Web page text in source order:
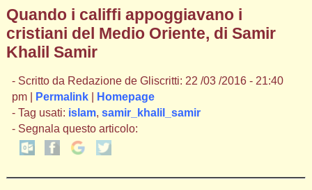
Quando i califfi appoggiavano i
cristiani del Medio Oriente, di Samir
Khalil Samir
- Scritto da Redazione de Gliscritti: 22 /03 /2016 - 21:40
pm |
Permalink|
Homepage
- Tag usati: islam, samir_khalil_samir
- Segnala questo articolo: